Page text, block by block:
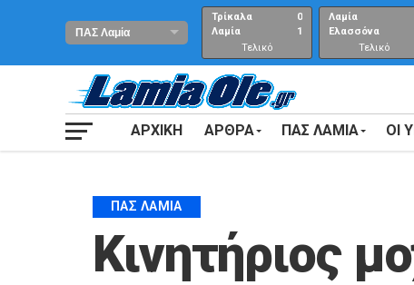
Τρίκαλα
Λαμία
0
1
Τελικό
αποτέλεσμα
Λαμία
Ελασσόνα
Τελικό
Αποτέλεσμα
ΑΡΧΙΚΗ ΑΡΘΡΑ ΠΑΣ ΛΑΜΙΑ ΟΙ
ΠΑΣ ΛΑΜΊΑ
Κινητήριος